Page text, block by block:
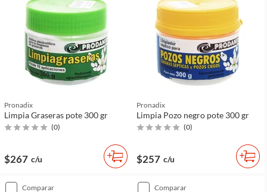
Pronadix
Limpia Graseras pote 300 gr
(0)
$267 c/u
Pronadix
Limpia Pozo negro pote 300 gr
(0)
$257 c/u
comparar comparar